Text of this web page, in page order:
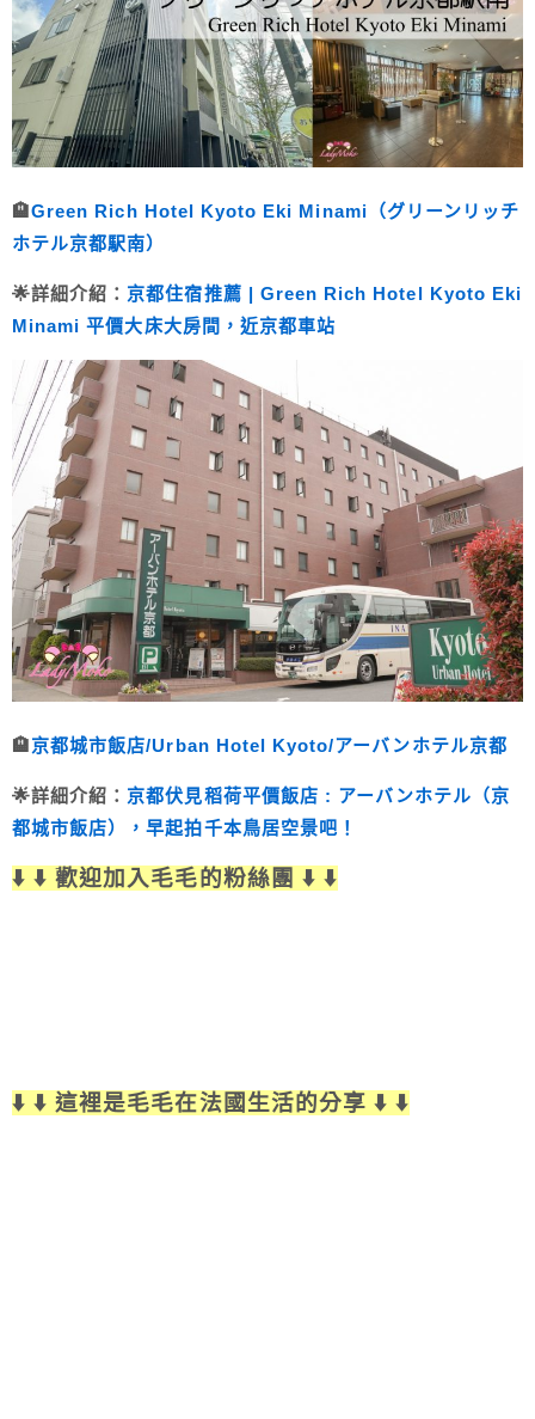
🏨Green Rich Hotel Kyoto Eki Minami（グリーンリッチ
ホテル京都駅南）
🌟詳細介紹： 京都住宿推薦 | Green Rich Hotel Kyoto Eki
Minami 平價大床大房間，近京都車站
🏨京都城市飯店/Urban Hotel Kyoto/アーバンホテル京都
🌟詳細介紹： 京都伏見稻荷平價飯店 : アーバンホテル（京
都城市飯店），早起拍千本鳥居空景吧！
⬇️ ⬇️ 歡迎加入毛毛的粉絲團 ⬇️ ⬇️
⬇️ ⬇️ 這裡是毛毛在法國生活的分享 ⬇️ ⬇️